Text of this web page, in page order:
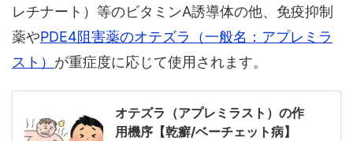
レチナート）等のビタミンA誘導体の他、免疫抑制
薬やPDE4阻害薬のオテズラ（一般名：アプレミラ
スト） が重症度に応じて使用されます。
オテズラ（アプレミラスト）の作
用機序【乾癬/ベーチェット病】